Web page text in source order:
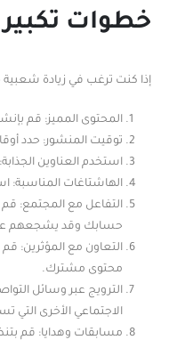
خطوات
إذا كنت ترغب في زيادة
المحتوى المميز: قم
توقيت المنشور: حدد
استخدم العناوين
الهاشتاغات المناسبة:
التفاعل مع المجتمع:
حسابك وقد يشجعهم
التعاون مع المؤثرين:
محتوى مشترك.
الترويج عبر وسائل
الاجتماعي الأخرى التي
مسابقات وهدايا: قم